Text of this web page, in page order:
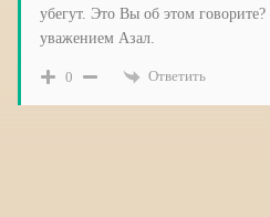
убегут. Это Вы об этом
уважением Азал.
0 Ответить